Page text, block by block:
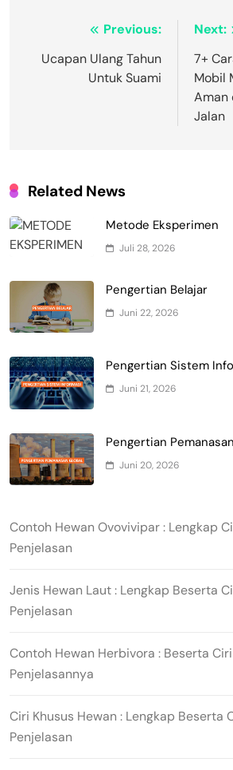
Navigasi
pos
Previous:
Ucapan Ulang Tahun
Untuk Suami
Next:
7+
Mobil
Aman
Jalan
Related News
Metode Eksperimen
Juli 28, 2026
Pengertian Belajar
Juni 22, 2026
Pengertian Sistem
Juni 21, 2026
Pengertian
Juni 20, 2026
Contoh Hewan Ovovivipar : Lengkap
Penjelasan
Jenis Hewan Laut : Lengkap Beserta
Penjelasan
Contoh Hewan Herbivora : Beserta
Penjelasannya
Ciri Khusus Hewan : Lengkap Beserta
Penjelasan